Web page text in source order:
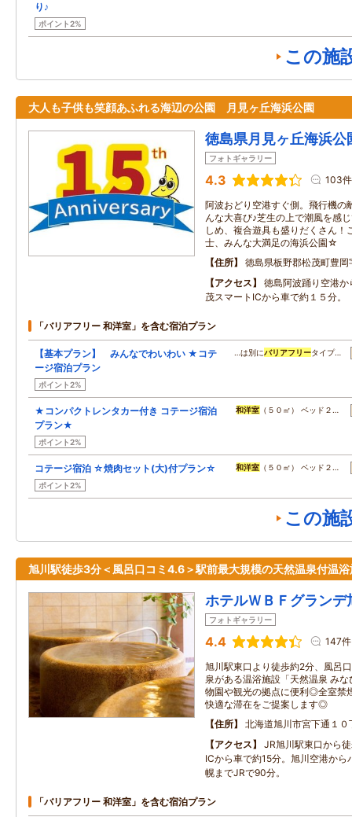
り♪
ポイント2%
この施
大人も子供も笑顔あふれる海辺の公園 月見ヶ丘海浜公園
徳島県月見ヶ丘海浜公
フォトギャラリー
4.3 103件
阿波おどり空港すぐ側。飛行機の
んな大喜び♪芝生の上で潮風を感
しめ、複合遊具も盛りだくさん！
士、みんな大満足の海浜公園☆
住所
徳島県板野郡松茂町豊岡
アクセス
徳島阿波踊り空港
茂スマートICから車で約１５分。
「バリアフリー 和洋室」を含む宿泊プラン
【基本プラン】 みんなでわいわい ★コテ
ージ宿泊プラン
ポイント2%
…は別にバリアフリータイプ…
★コンパクトレンタカー付き コテージ宿泊
プラン★
ポイント2%
和洋室 （５０㎡） ベッド２…
コテージ宿泊 ☆焼肉セット(大)付プラン☆
ポイント2%
和洋室 （５０㎡） ベッド２…
この施
旭川駅徒歩3分＜風呂口コミ4.6＞駅前最大規模の天然温泉付温浴
ホテルＷＢＦグランデ
フォトギャラリー
4.4 147件
旭川駅東口より徒歩約2分、風呂
泉がある温浴施設「天然温泉 み
物園や観光の拠点に便利◎全室禁
快適な滞在をご提案します◎
住所
北海道旭川市宮下通１０
アクセス
JR旭川駅東口から
ICから車で約15分。旭川空港か
幌までJRで90分。
「バリアフリー 和洋室」を含む宿泊プラン